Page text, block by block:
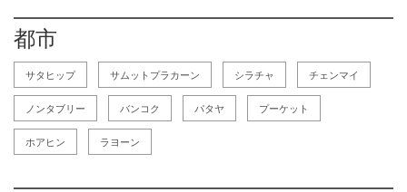
都市
サタヒップ サムットプラカーン シラチャ チェンマイ
ノンタブリー バンコク パタヤ プーケット
ホアヒン ラヨーン